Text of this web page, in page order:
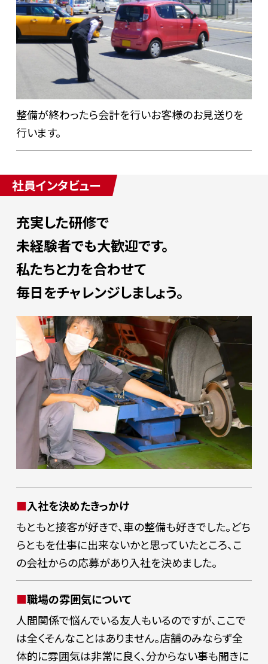
整備が終わったら会計を行いお客様のお見送りを
行います。
社員インタビュー
充実した研修で
未経験者でも大歓迎です。
私たちと力を合わせて
毎日をチャレンジしましょう。
入社を決めたきっかけ
もともと接客が好きで、車の整備も好きでした。どち
らともを仕事に出来ないかと思っていたところ、こ
の会社からの応募があり入社を決めました。
職場の雰囲気について
人間関係で悩んでいる友人もいるのですが、ここで
は全くそんなことはありません。店舗のみならず全
体的に雰囲気は非常に良く、分からない事も聞きに